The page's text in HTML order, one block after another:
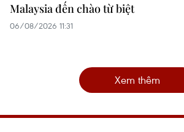
Malaysia đến chào từ biệt
06/08/2026 11:31
Xem thêm